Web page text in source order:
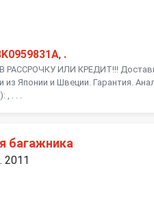
, .
ИЛИ КРЕДИТ!!!
Японии и Швеции. Гарантия.
, . . .
багажника
2011